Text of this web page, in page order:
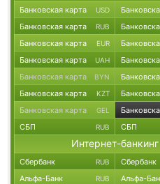
Банковская карта USD
Банковская карта RUB
Банковская карта EUR
Банковская карта UAH
Банковская карта BYN
Банковская карта KZT
Банковская карта GEL
СБП RUB СБП
Интернет-банкинг
Сбербанк RUB Сбербанк
Альфа-Банк RUB Альфа-